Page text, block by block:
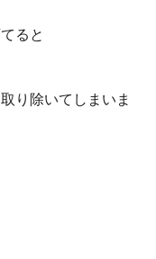
ると
り除いてしまいま